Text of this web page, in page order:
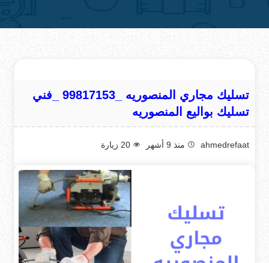
تسليك مجاري المنصوريه _99817153 _فني
تسليك بواليع المنصوريه
ahmedrefaat منذ 9 أشهر 20 زيارة